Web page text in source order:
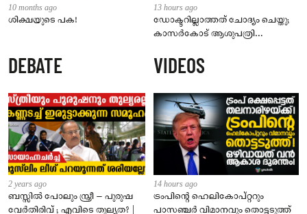
10 months ago
ശിക്ഷയുടെ പക!
13 hours ago
ഡോക്ടറില്ലാത്തത് ചോദ്യം ചെയ്തു;
കാസർകോട് ആശുപത്രി
നാട്ടുകാർക്കെതിരെ കേസ്
DEBATE
2 years ago
ബസ്സിൽ പോലും സ്ത്രീ – പുരുഷ
വേർതിരിവ് ; എവിടെ തുല്യത? |
VIDEOS
14 hours ago
ട്രംപിന്റെ ഹെലികോപ്റ്ററും
പാസഞ്ചര്‍ വിമാനവും തൊട്ടടുത്ത്